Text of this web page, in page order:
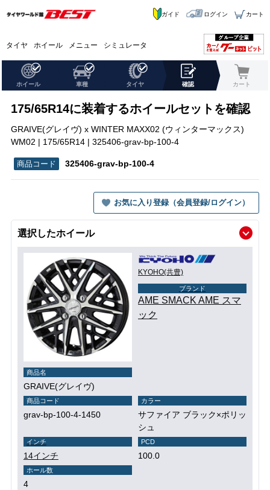
タイヤ ホイール メニュー シミュレータ
ガイド ログイン カート
ホイール 車種 タイヤ 確認 カート
175/65R14に装着するホイールセットを確認
GRAIVE(グレイヴ) x WINTER MAXX02 (ウィンターマックス)
WM02 | 175/65R14 | 325406-grav-bp-100-4
325406-grav-bp-100-4
お気に入り登録（会員登録/ログイン）
選択したホイール
KYOHO(共豊)
ブランド
AME SMACK AME スマ
ック
商品名
GRAIVE(グレイヴ)
商品コード
grav-bp-100-4-1450
カラー
サファイア ブラック×ポリッ
シュ
インチ
14インチ
PCD
100.0
ホール数
4